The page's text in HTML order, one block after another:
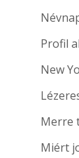
Profil
New
Merre
Miért